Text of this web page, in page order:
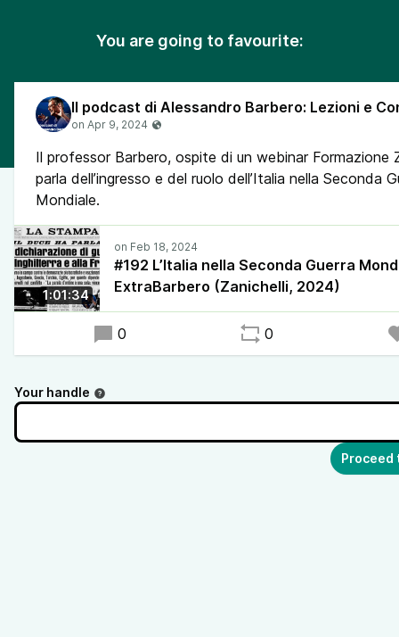
You are going to favourite:
Il professor Barbero, ospite di un webinar Formazione
parla dell’ingresso e del ruolo dell’Italia nella Seconda
Mondiale.
1:01:34
#192 L’Italia nella Seconda Guerra
ExtraBarbero (Zanichelli, 2024)
0 0
Your handle